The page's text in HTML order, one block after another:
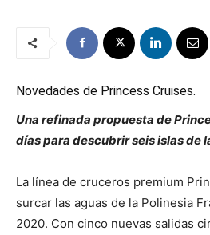
Novedades de Princess Cruises.
Una refinada propuesta de
días para descubrir seis islas de
La línea de cruceros premium
surcar las aguas de la Polinesia
2020. Con cinco nuevas salidas